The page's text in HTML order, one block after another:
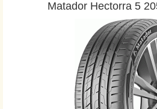
Matador Hectorra 5